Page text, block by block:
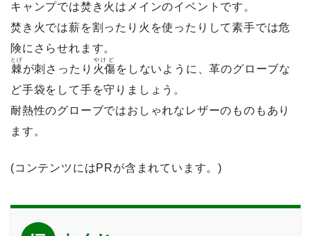
キャンプでは焚き火はメインのイベントです。
焚き火では薪を割ったり火を使ったりして素手では危
険にさらせれます。
棘
とげ
が刺さったり 火傷
やけど
をしないように、革のグローブな
ど手袋をして手を守りましょう。
耐熱性のグローブではおしゃれなレザーのものもあり
ます。
(コンテンツにはPRが含まれています。)